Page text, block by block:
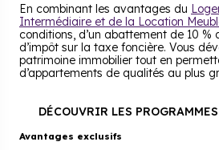
En combinant les avantages du
Intermédiaire et de la Location
conditions, d’un abattement de 10 %
d’impôt sur la taxe foncière. Vous
patrimoine immobilier tout en
d’appartements de qualités au plus
DÉCOUVRIR LES
Avantages exclusifs